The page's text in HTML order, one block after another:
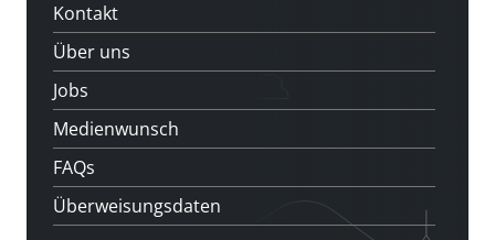
Kontakt
Über uns
Jobs
Medienwunsch
FAQs
Überweisungsdaten